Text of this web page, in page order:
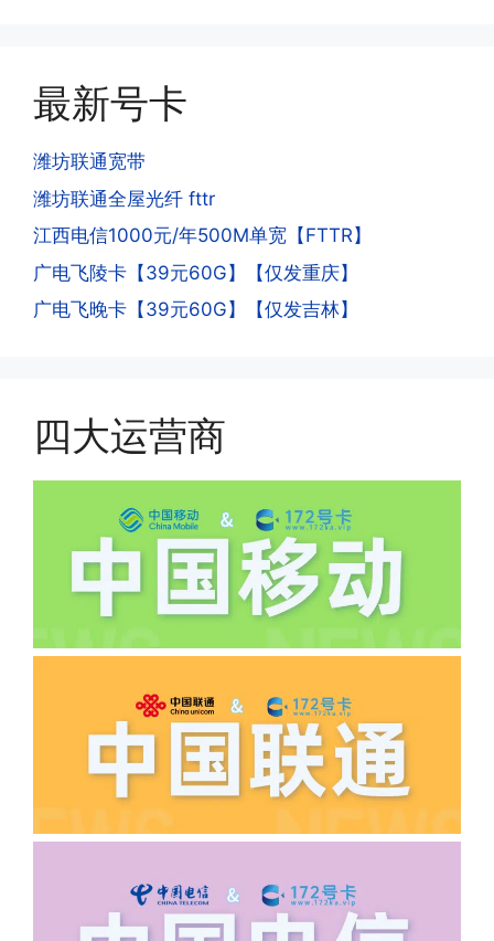
就是月初1-3号自动到账;查看流量少了，
是因为激活当月的流量会按照您激活剩余
意流量到账时间，避免在未到账之前使用
超出额外扣费哦。
·4.实际扣费月租
答:
有差异
(2)如下几种情况是不返费的:返费前停
道首充的情况下都是不能正常返费的并且
逾期不可补返费。
加活动充值，其次是否状态是否一直保持
正常，然后是核实是否是已过返费时间，
如以上都正常就联系平台客服单独查询。
·6.领卡时详细地址怎么写容易通过审核?
城市名字的路段，比如你的地址:上海市
浦东新区北京路33号，这样的地址就会
子拿到手机卡，他必须打很多电话才可以
去骗人。他必须注册很多APP才可以去骗
人。他们是用专业设备插手机卡打的，所
点，运营商系统会识别到，如果你有类似
的异常使用行为，就会让你二次认证。二
次认证是为了证明你本人在使用这张卡。
流量，通过运营商链接刷人脸，拍身份证
最新号卡
潍坊联通宽带
潍坊联通全屋光纤 fttr
江西电信1000元/年500M单宽【FTTR】
广电飞陵卡【39元60G】【仅发重庆】
广电飞晚卡【39元60G】【仅发吉林】
四大运营商